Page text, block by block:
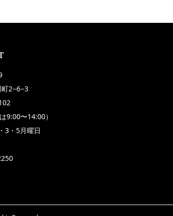
2−6−3
9:00〜14:00）
3・5月曜日